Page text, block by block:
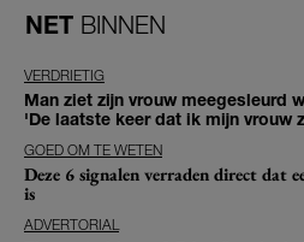
NET BINNEN
VERDRIETIG
Man ziet zijn vrouw meegesleurd
'De laatste keer dat ik mijn vrouw
GOED OM TE WETEN
Deze 6 signalen verraden direct dat
is
ADVERTORIAL